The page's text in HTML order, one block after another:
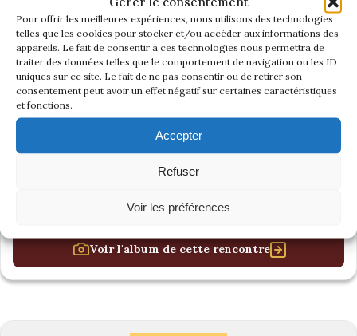
Pour offrir les meilleures expériences, nous utilisons des technologies
telles que les cookies pour stocker et/ou accéder aux informations des
appareils. Le fait de consentir à ces technologies nous permettra de
traiter des données telles que le comportement de navigation ou les ID
uniques sur ce site. Le fait de ne pas consentir ou de retirer son
consentement peut avoir un effet négatif sur certaines caractéristiques
et fonctions.
Accepter
Refuser
Voir les préférences
Voir l'album de cette rencontre